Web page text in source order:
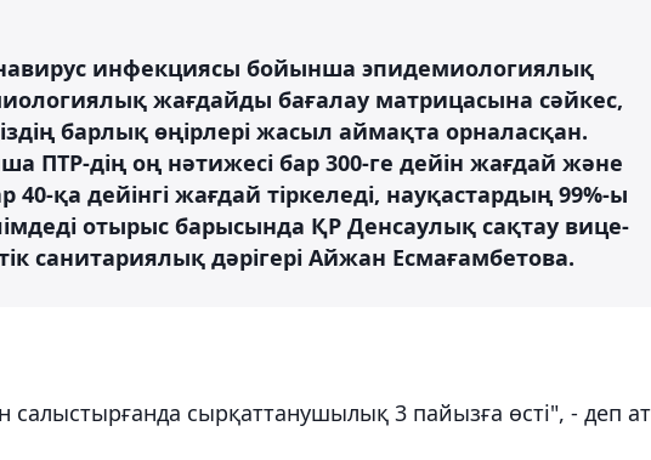
инфекциясы бойынша эпидемиологиялық
жағдайды бағалау матрицасына сәйкес,
барлық өңірлері жасыл аймақта орналасқан.
ПТР-дің оң нәтижесі бар 300-ге дейін жағдай және
40-қа дейінгі жағдай тіркеледі, науқастардың 99%-ы
отырыс барысында ҚР Денсаулық сақтау вице-
санитариялық дәрігері Айжан Есмағамбетова.
салыстырғанда сырқаттанушылық 3 пайызға өсті", - деп